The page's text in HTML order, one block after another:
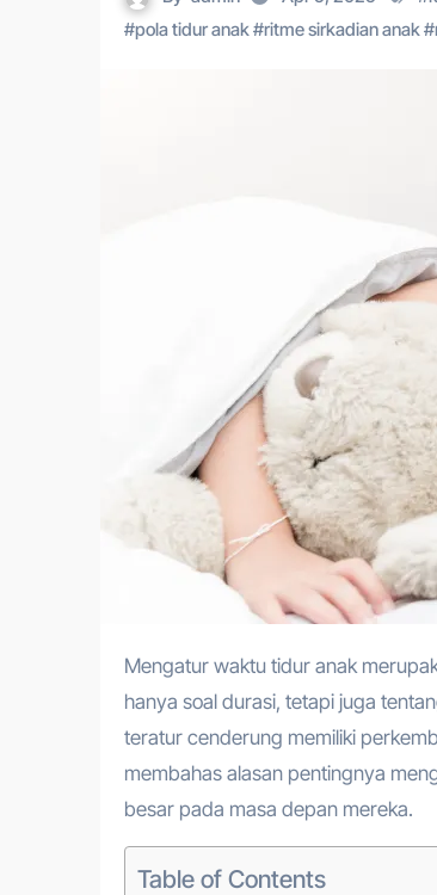
#pola tidur anak#ritme sirkadian anak#
Mengatur waktu tidur anak
hanya soal durasi, tetapi juga
teratur cenderung memiliki
membahas alasan pentingnya
besar pada masa depan mereka.
Table of Contents